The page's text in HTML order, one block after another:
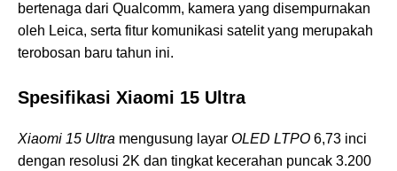
bertenaga dari Qualcomm, kamera yang disempurnakan
oleh Leica, serta fitur komunikasi satelit yang merupakah
terobosan baru tahun ini.
Spesifikasi Xiaomi 15 Ultra
Xiaomi 15 Ultra mengusung layar OLED LTPO 6,73 inci
dengan resolusi 2K dan tingkat kecerahan puncak 3.200